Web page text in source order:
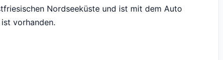
Nordseeküste und ist mit dem Auto
vorhanden.